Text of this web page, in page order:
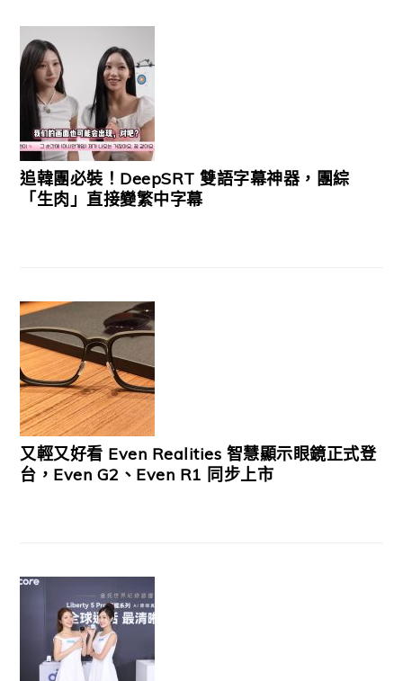
追韓團必裝！DeepSRT 雙語字幕神器，團綜
「生肉」直接變繁中字幕
又輕又好看 Even Realities 智慧顯示眼鏡正式登
台，Even G2、Even R1 同步上市